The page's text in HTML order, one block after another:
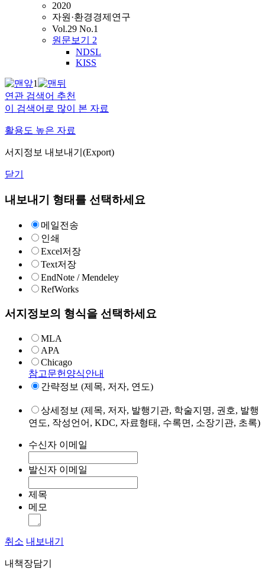
2020
자원·환경경제연구
Vol.29 No.1
원문보기 2
NDSL
KISS
1
연관 검색어 추천
이 검색어로 많이 본 자료
활용도 높은 자료
서지정보 내보내기(Export)
닫기
내보내기 형태를 선택하세요
메일전송
인쇄
Excel저장
Text저장
EndNote / Mendeley
RefWorks
서지정보의 형식을 선택하세요
MLA
APA
Chicago
참고문헌양식안내
간략정보 (제목, 저자, 연도)
상세정보 (제목, 저자, 발행기관, 학술지명, 권호, 발행
연도, 작성언어, KDC, 자료형태, 수록면, 소장기관, 초록)
수신자 이메일
발신자 이메일
제목
메모
취소 내보내기
내책장담기